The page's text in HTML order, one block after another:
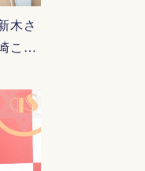
木さ
こ…